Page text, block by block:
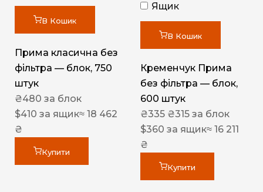
В Кошик
Прима класична без
фільтра — блок, 750
штук
₴480 за блок
$410 за ящик≈ 18 462
₴
Купити
Ящик
В Кошик
Кременчук Прима
без фільтра — блок,
600 штук
₴335 ₴315 за блок
$360 за ящик≈ 16 211
₴
Купити